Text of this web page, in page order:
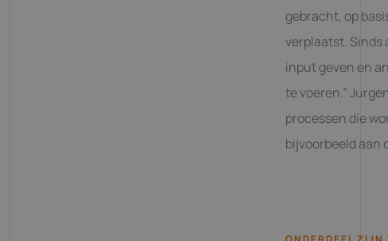
gebracht, op
verplaatst. Sinds
input geven en
te voeren.”
processen die
bijvoorbeeld aan